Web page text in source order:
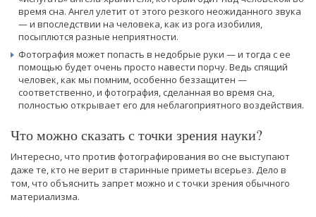
время сна. Ангел улетит от этого резкого неожиданного звука
— и впоследствии на человека, как из рога изобилия,
посыплются разные неприятности.
Фотография может попасть в недобрые руки — и тогда с ее
помощью будет очень просто навести порчу. Ведь спящий
человек, как мы помним, особенно беззащитен —
соответственно, и фотография, сделанная во время сна,
полностью открывает его для неблагоприятного воздействия.
Что можно сказать с точки зрения науки?
Интересно, что против фотографирования во сне выступают
даже те, кто не верит в старинные приметы всерьез. Дело в
том, что объяснить запрет можно и с точки зрения обычного
материализма.